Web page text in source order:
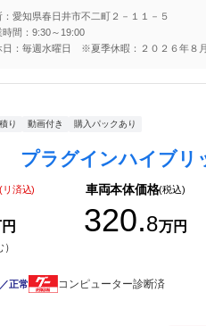
：愛知県春日井市不二町２－１１－５
時間：9:30～19:00
日：毎週水曜日 ※夏季休暇：２０２６年８
り 動画付き 購入パックあり
リ済込) 車両本体価格(税込)
320.8万円
正常 コンピューター診断済